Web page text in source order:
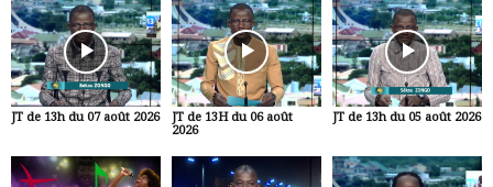
JT de 13h du 07 août 2026
JT de 13H du 06 août
2026
JT de 13h du 05 août 2026